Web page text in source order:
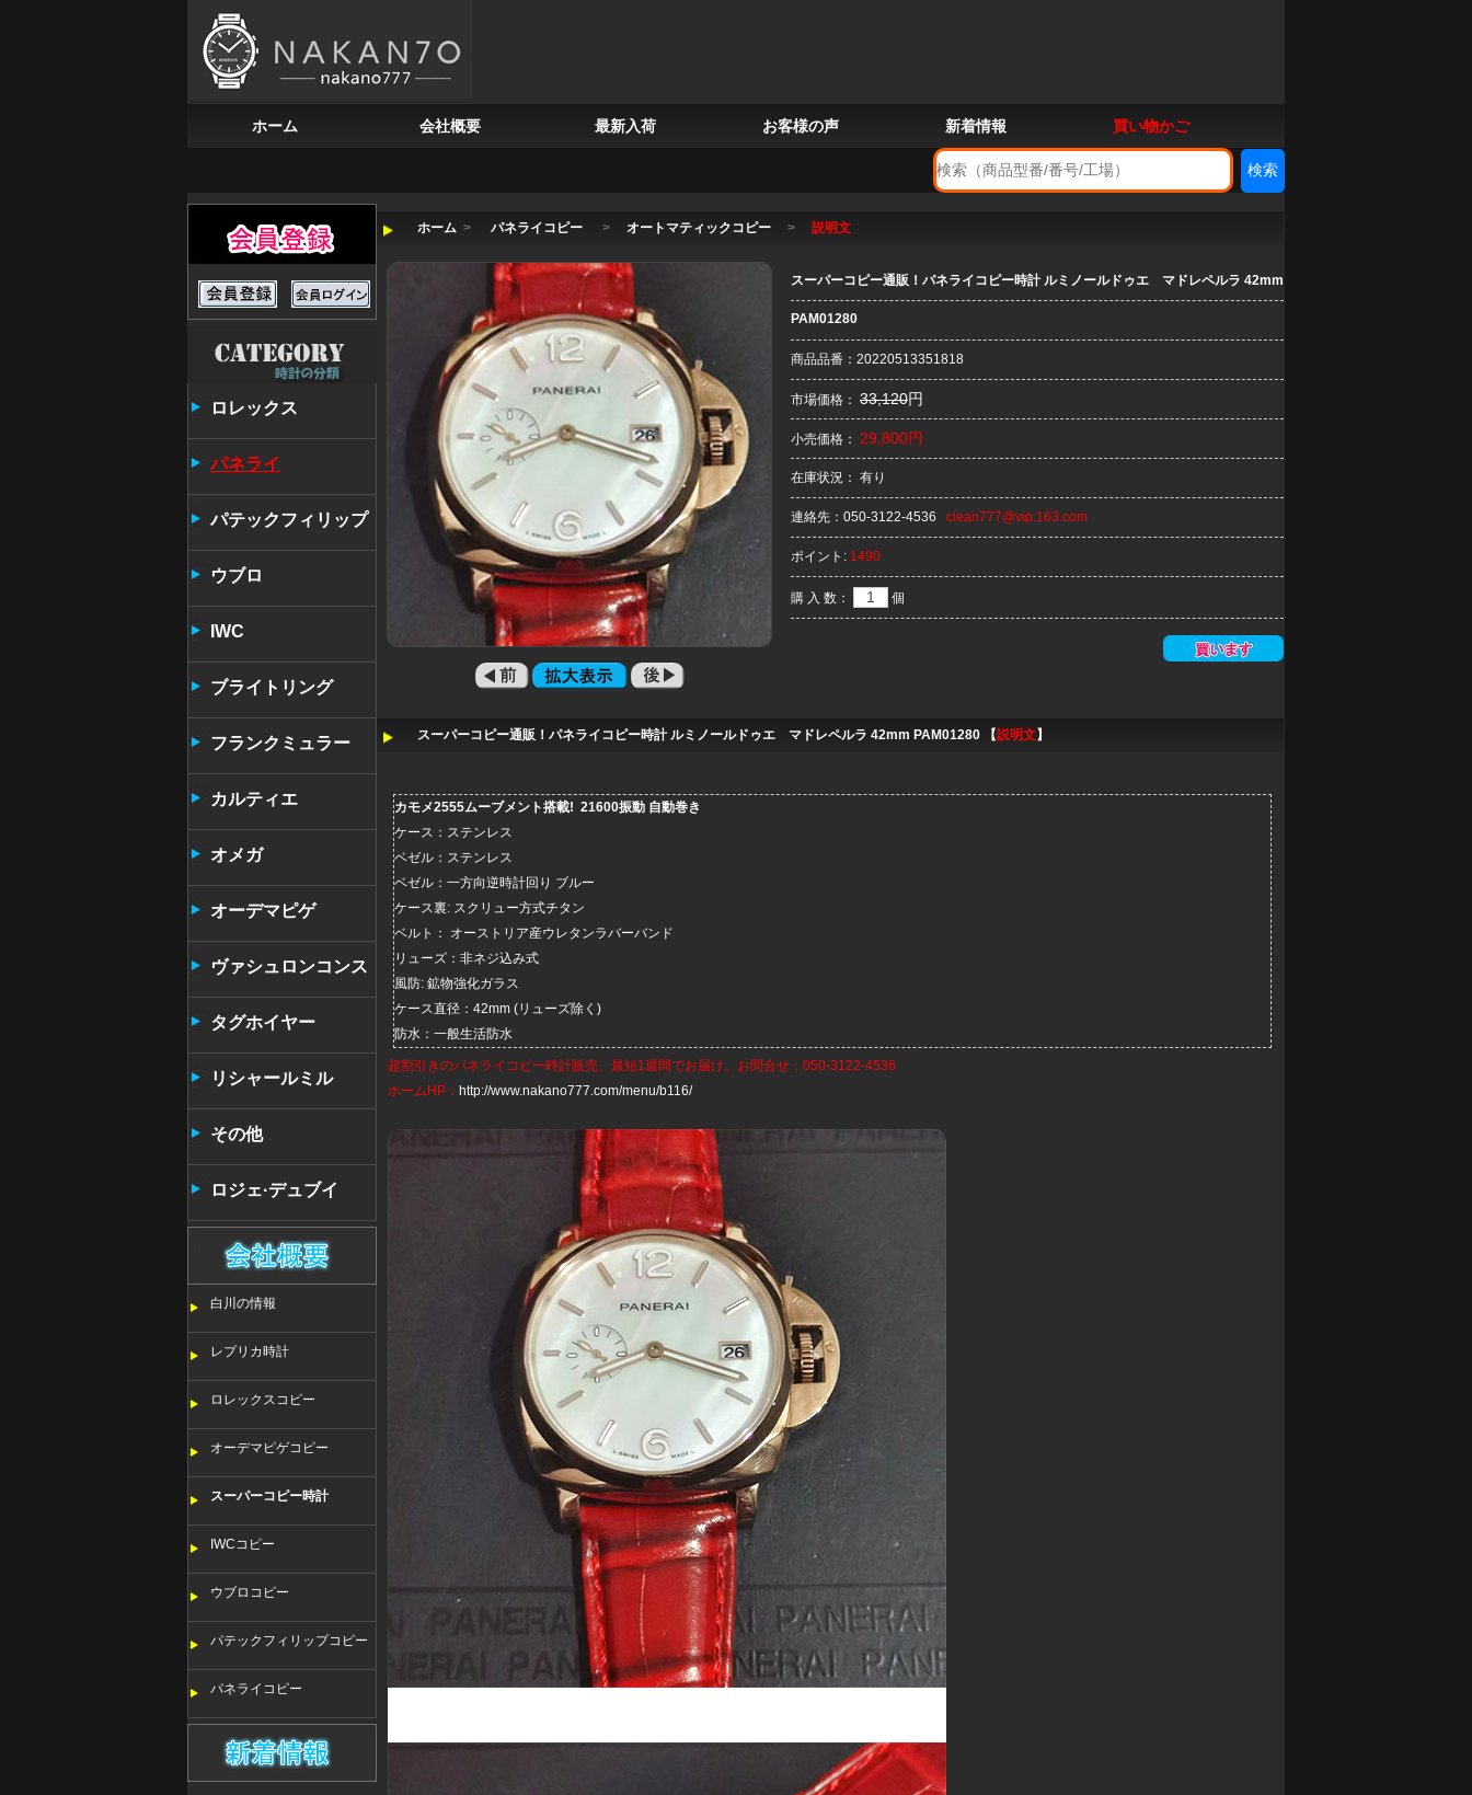
ホーム 会社概要 最新入荷 お客様の声 新着情報 買い物かご
ロレックス
パネライ
パテックフィリップ
ウブロ
IWC
ブライトリング
フランクミュラー
カルティエ
オメガ
オーデマピゲ
ヴァシュロンコンス
タンタン
タグホイヤー
リシャールミル
その他
ロジェ·デュブイ
白川の情報
レプリカ時計
ロレックスコピー
オーデマピゲコピー
スーパーコピー時計
IWCコピー
ウブロコピー
パテックフィリップコピー
パネライコピー
ホーム > パネライコピー > オートマティックコピー > 説明文
スーパーコピー通販！パネライコピー時計 ルミノールドゥエ マドレペルラ 42mm
PAM01280
商品品番：20220513351818
市場価格： 33,120円
小売価格： 29,800円
在庫状況： 有り
連絡先： 050-3122-4536 clean777@vip.163.com
ポイント: 1490
購 入 数： 個
スーパーコピー通販！パネライコピー時計 ルミノールドゥエ マドレペルラ 42mm PAM01280 【説明文】
カモメ2555ムーブメント搭載! 21600振動 自動巻き
ケース：ステンレス
ベゼル：ステンレス
ベゼル：一方向逆時計回り ブルー
ケース裏: スクリュー方式チタン
ベルト： オーストリア産ウレタンラバーバンド
リューズ：非ネジ込み式
風防: 鉱物強化ガラス
ケース直径：42mm (リューズ除く)
防水：一般生活防水
超割引きのパネライコピー時計販売、最短1週間でお届け。お問合せ：050-3122-4536
ホームHP： http://www.nakano777.com/menu/b116/